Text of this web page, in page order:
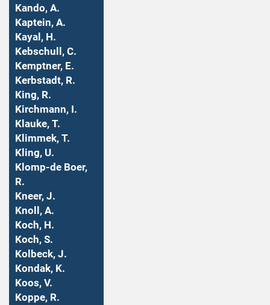
Kando, A.
Kaptein, A.
Kayal, H.
Kebschull, C.
Kemptner, E.
Kerbstadt, R.
King, R.
Kirchmann, I.
Klauke, T.
Klimmek, T.
Kling, U.
Klomp-de Boer,
R.
Kneer, J.
Knoll, A.
Koch, H.
Koch, S.
Kolbeck, J.
Kondak, K.
Koos, V.
Koppe, R.